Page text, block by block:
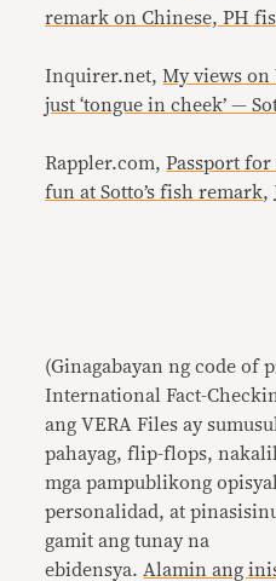
remark on Chinese, PH
Inquirer.net, My views on
just ‘tongue in cheek’ —
Rappler.com,Passport for
fun at Sotto’s fish remark,
(Ginagabayan ng code of
International Fact-
ang VERA Files ay
pahayag, flip-flops,
mga pampublikong
personalidad, at
gamit ang tunay na
ebidensya. Alamin ang